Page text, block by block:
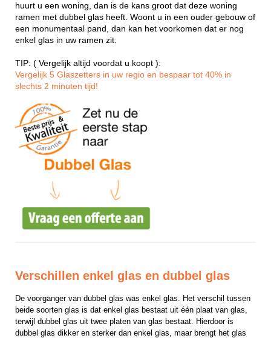
huurt u een woning, dan is de kans groot dat deze woning
ramen met dubbel glas heeft. Woont u in een ouder gebouw of
een monumentaal pand, dan kan het voorkomen dat er nog
enkel glas in uw ramen zit.
TIP: ( Vergelijk altijd voordat u koopt ):
Vergelijk 5 Glaszetters in uw regio en bespaar tot 40% in
slechts 2 minuten tijd!
Verschillen enkel glas en dubbel glas
De voorganger van dubbel glas was enkel glas. Het verschil tussen
beide soorten glas is dat enkel glas bestaat uit één plaat van glas,
terwijl dubbel glas uit twee platen van glas bestaat. Hierdoor is
dubbel glas dikker en sterker dan enkel glas, maar brengt het glas